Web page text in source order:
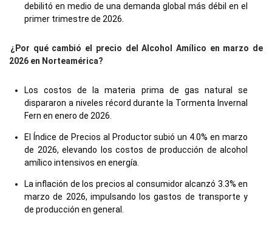
debilitó en medio de una demanda global más débil en el
primer trimestre de 2026.
¿Por qué cambió el precio del Alcohol Amílico en marzo de
2026 en Norteamérica?
Los costos de la materia prima de gas natural se
dispararon a niveles récord durante la Tormenta Invernal
Fern en enero de 2026.
El Índice de Precios al Productor subió un 4.0% en marzo
de 2026, elevando los costos de producción de alcohol
amílico intensivos en energía.
La inflación de los precios al consumidor alcanzó 3.3% en
marzo de 2026, impulsando los gastos de transporte y
de producción en general.